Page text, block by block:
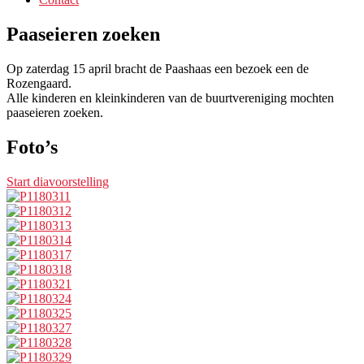
Paaseieren zoeken
Op zaterdag 15 april bracht de Paashaas een bezoek een de
Rozengaard.
Alle kinderen en kleinkinderen van de buurtvereniging mochten
paaseieren zoeken.
Foto’s
Start diavoorstelling